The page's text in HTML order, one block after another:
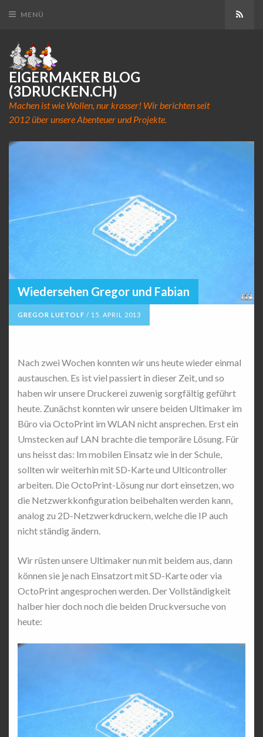
MENÜ
EIGERMAKER BLOG
(3DRUCKEN.CH)
Machen ist wie Wollen, nur krasser! Wir berichten seit
2012 über unsere Abenteuer und Projekte.
Wiedersehen Gregor und Fabian
GREGOR LUETOLF / 15. APRIL 2013
Nach zwei Wochen konnten wir uns heute wieder einmal
austauschen. Es ist viel passiert in dieser Zeit, und so
haben wir unsere Druckerei zuwenig sorgfältig geführt
heute. Zunächst konnten wir unsere beiden Ultimaker im
Büro via OctoPrint im WLAN nicht ansprechen. Erst ein
Umstecken auf LAN brachte die temporäre Lösung. Für
uns heisst das: Im mobilen Einsatz wie in der Schule,
sollten wir weiterhin mit SD-Karte und Ulticontroller
arbeiten. Die OctoPrint-Lösung nur dort einsetzen, wo
die Netzwerkkonfiguration beibehalten werden kann,
analog zu 2D-Netzwerkdruckern, welche die IP auch
nicht ständig ändern.
Wir rüsten unsere Ultimaker nun mit beidem aus, dann
können sie je nach Einsatzort mit SD-Karte oder via
OctoPrint angesprochen werden. Der Vollständigkeit
halber hier doch noch die beiden Druckversuche von
heute: